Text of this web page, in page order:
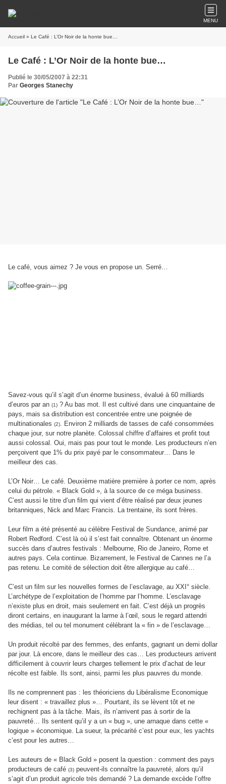
MENU
Accueil » Le Café : L’Or Noir de la honte bue…
Le Café : L’Or Noir de la honte bue…
Publié le 30/05/2007 à 22:31
Par Georges Stanechy
Le café, vous aimez ? Je vous en propose un. Serré…
Savez-vous qu’il s’agit d’un énorme business, évalué à 60 milliards
d’euros par an (1) ? Au bas mot. Il est cultivé dans une cinquantaine de
pays, mais sa distribution est concentrée entre une poignée de
multinationales (2). Environ 2 milliards de tasses de café consommées
chaque jour, sur notre planète. Colossal chiffre d’affaires et profit tout
aussi colossal. Oui, mais pas pour tout le monde. Les producteurs n’en
perçoivent que 1% du prix payé par le consommateur… Dans le
meilleur des cas.
L’Or Noir… Le café. Deuxième matière première à porter ce nom, après
celui du pétrole. « Black Gold », à la source de ce méga business.
C’est aussi le titre d’un film qui vient d’être réalisé par deux jeunes
britanniques, Nick and Marc Francis. La trentaine, ils sont frères.
Leur film a été présenté au célèbre Festival de Sundance, animé par
Robert Redford. C’est là où il s’est fait connaître. Obtenant un énorme
succès dans d’autres festivals : Melbourne, Rio de Janeiro, Rome et
autres pays. Cela continue. Bizarrement, le Festival de Cannes ne l’a
pas retenu. Le comité de sélection doit être allergique au café…
C’est un film sur les nouvelles formes de l’esclavage, au XXI° siècle.
L’archétype de l’exploitation de l’homme par l’homme. L’esclavage
n’existe plus en droit, mais seulement en fait. C’est déjà un progrès
diront certains, en inaugurant la larme à l’œil, sous le regard attendri
des médias, tel ou tel monument célébrant la « fin » de l’esclavage…
Un produit récolté par des femmes, des enfants, gagnant un demi dollar
par jour. Là encore, dans le meilleur des cas… Les producteurs arrivent
difficilement à couvrir leurs charges tellement le prix d’achat de leur
récolte est faible. Ils sont, ainsi, parmi les plus pauvres du monde.
Ils ne comprennent pas : les théoriciens du Libéralisme Economique
leur disent : « travaillez plus »… Pourtant, ils se lèvent tôt et ne
rechignent pas à la tâche. Mais, ils n’arrivent pas à sortir de la
pauvreté… Ils sentent qu’il y a un « bug », une arnaque dans cette «
logique » économique. La sueur, la précarité c’est pour eux, les yachts
c’est pour les autres…
Les auteurs de « Black Gold » posent la question : comment des pays
producteurs de café (3) peuvent-ils connaître la pauvreté, alors qu’il
s’agit d’un produit agricole très demandé ? La demande excède l’offre